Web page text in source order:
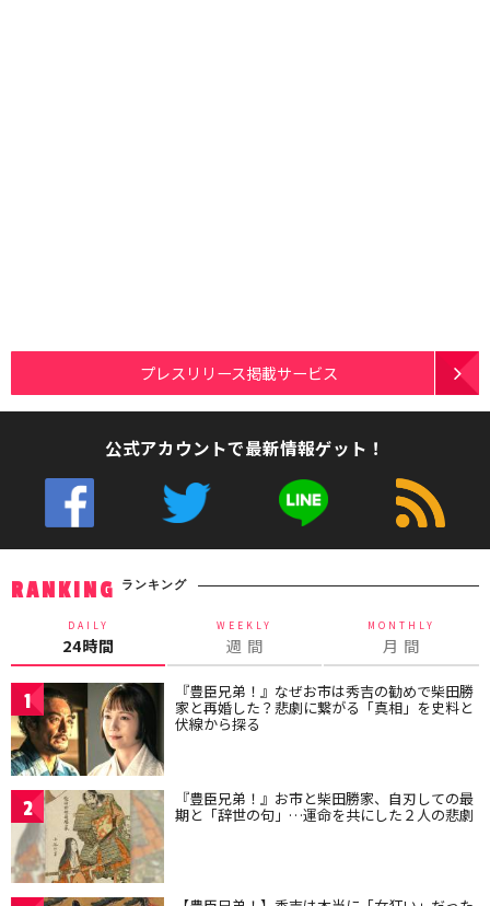
プレスリリース掲載サービス
公式アカウントで最新情報ゲット！
RANKING ランキング
DAILY
24時間
WEEKLY
週 間
MONTHLY
月 間
1 『豊臣兄弟！』なぜお市は秀吉の勧めで柴田勝
家と再婚した？悲劇に繋がる「真相」を史料と
伏線から探る
2 『豊臣兄弟！』お市と柴田勝家、自刃しての最
期と「辞世の句」…運命を共にした２人の悲劇